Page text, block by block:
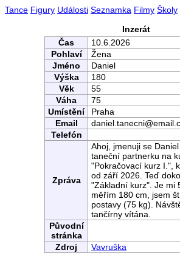
Tance Figury Události Seznamka Filmy Školy
Inzerát
Čas
10.6.2026
Pohlaví
Žena
Jméno
Daniel
Výška
180
Věk
55
Váha
75
Umístění
Praha
Email
Telefón
Zpráva
Ahoj, jmenuji se
taneční partnerku na
"Pokračovací kurz I.",
od září 2026. Teď
"Základní kurz". Je mi
měřím 180 cm, jsem
postavy (75 kg).
tančírny vítána.
Původní
stránka
Zdroj
Vavruška